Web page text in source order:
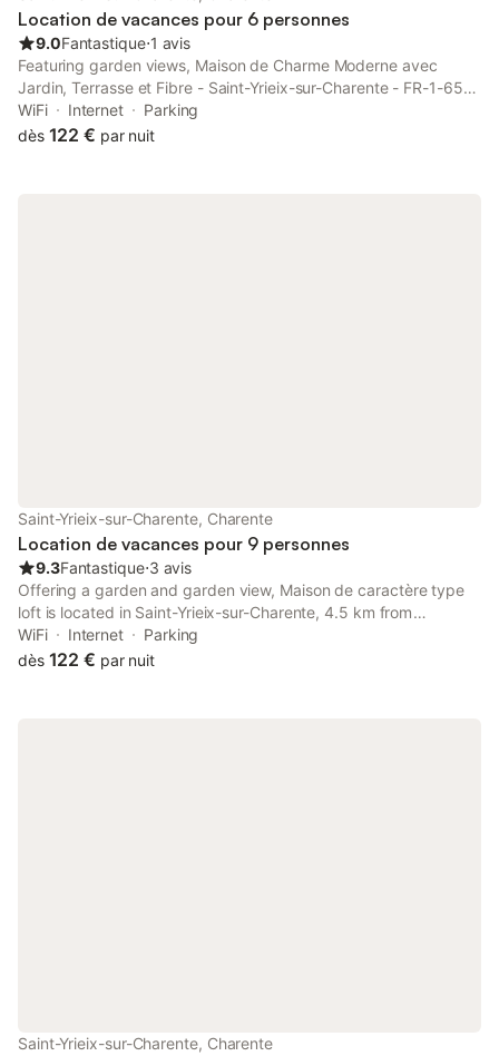
Location de vacances pour 6 personnes
9.0Fantastique⋅1 avis
Featuring garden views, Maison de Charme Moderne avec
Jardin, Terrasse et Fibre - Saint-Yrieix-sur-Charente - FR-1-653-
250 is situated in Saint-Yrieix-sur-Charente, 40 km from Cognac
Golf Course.
WiFi Internet
Parking
dès 122 € par nuit
Saint-Yrieix-sur-Charente, Charente
Location de vacances pour 9 personnes
9.3Fantastique⋅3 avis
Offering a garden and garden view, Maison de caractère type
loft is located in Saint-Yrieix-sur-Charente, 4.5 km from
Hirondelle Golf Course and 40 km from Cognac Golf Course.
WiFi Internet
Parking
dès 122 € par nuit
Saint-Yrieix-sur-Charente, Charente